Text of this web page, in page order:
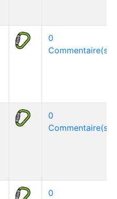
0
Commentaire(s)
0
Commentaire(s)
0